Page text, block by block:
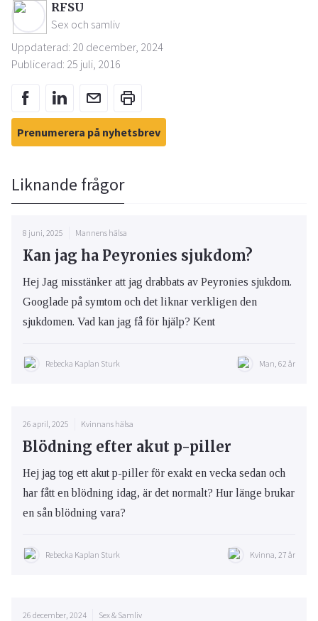
RFSU
Sex och samliv
Uppdaterad: 20 december, 2024
Publicerad: 25 juli, 2016
Prenumerera på nyhetsbrev
Liknande frågor
8 juni, 2025 Mannens hälsa
Kan jag ha Peyronies sjukdom?
Hej Jag misstänker att jag drabbats av Peyronies sjukdom.
Googlade på symtom och det liknar verkligen den
sjukdomen. Vad kan jag få för hjälp? Kent
Rebecka Kaplan Sturk Man, 62 år
26 april, 2025 Kvinnans hälsa
Blödning efter akut p-piller
Hej jag tog ett akut p-piller för exakt en vecka sedan och
har fått en blödning idag, är det normalt? Hur länge brukar
en sån blödning vara?
Rebecka Kaplan Sturk Kvinna, 27 år
26 december, 2024 Sex & Samliv